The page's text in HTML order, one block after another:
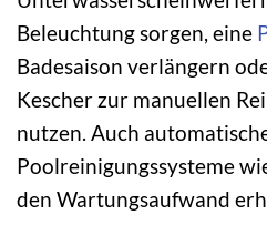
Beleuchtung sorgen, eine
Badesaison verlängern
Kescher zur manuellen
nutzen. Auch
Poolreinigungssysteme
den Wartungsaufwand